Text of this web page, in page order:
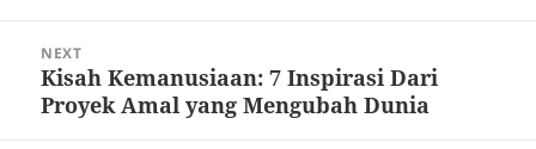
NEXT
Next
post:
Kisah Kemanusiaan: 7 Inspirasi Dari
Proyek Amal yang Mengubah Dunia